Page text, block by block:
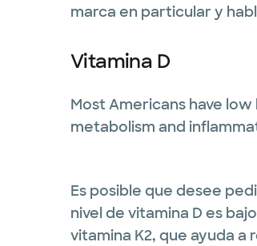
marca en particular y
Vitamina D
Most Americans have low
metabolism and
Es posible que desee
nivel de vitamina D es
vitamina K2, que ayuda a